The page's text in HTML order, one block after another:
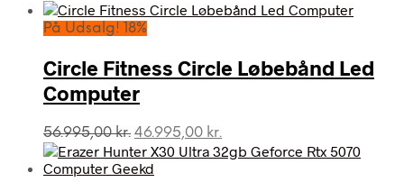
På Udsalg! 18%
Circle Fitness Circle Løbebånd Led
Computer
56.995,00kr. Den
oprindelige
pris
46.995,00 kr.
aktuelle